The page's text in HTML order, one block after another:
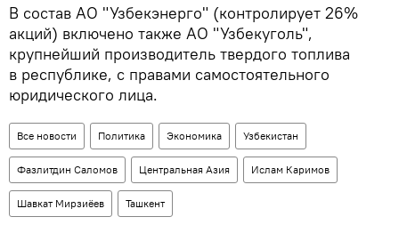
В состав АО "Узбекэнерго" (контролирует 26%
акций) включено также АО "Узбекуголь",
крупнейший производитель твердого топлива
в республике, с правами самостоятельного
юридического лица.
Все новости Политика Экономика Узбекистан
Фазлитдин Саломов Центральная Азия Ислам Каримов
Шавкат Мирзиёев Ташкент